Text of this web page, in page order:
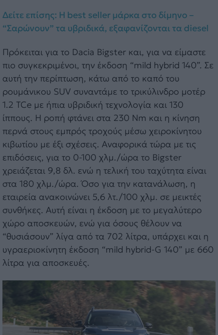
Δείτε επίσης: Η best seller μάρκα στο δίμηνο –
“Σαρώνουν” τα υβριδικά, εξαφανίζονται τα diesel
Πρόκειται για το Dacia Bigster και, για να είμαστε
πιο συγκεκριμένοι, την έκδοση “mild hybrid 140”. Σε
αυτή την περίπτωση, κάτω από το καπό του
ρουμάνικου SUV συναντάμε το τρικύλινδρο μοτέρ
1.2 TCe με ήπια υβριδική τεχνολογία και 130
ίππους. Η ροπή φτάνει στα 230 Nm και η κίνηση
περνά στους εμπρός τροχούς μέσω χειροκίνητου
κιβωτίου με έξι σχέσεις. Αναφορικά τώρα με τις
επιδόσεις, για το 0-100 χλμ./ώρα το Bigster
χρειάζεται 9,8 δλ. ενώ η τελική του ταχύτητα είναι
στα 180 χλμ./ώρα. Όσο για την κατανάλωση, η
εταιρεία ανακοινώνει 5,6 λτ./100 χλμ. σε μεικτές
συνθήκες. Αυτή είναι η έκδοση με το μεγαλύτερο
χώρο αποσκευών, ενώ για όσους θέλουν να
“θυσιάσουν” λίγα από τα 702 λίτρα, υπάρχει και η
υγραεριοκίνητη έκδοση “mild hybrid-G 140” με 660
λίτρα για αποσκευές.